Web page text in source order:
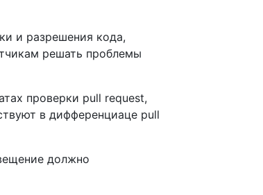
и разрешения кода,
решать проблемы
проверки pull request,
в дифференциаце pull
должно